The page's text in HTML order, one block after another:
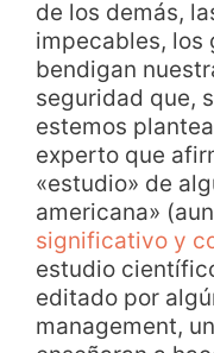
de los demás,
impecables, los
bendigan
seguridad que,
estemos
experto que
«estudio» de
americana»
significativo y
estudio
editado por
management,